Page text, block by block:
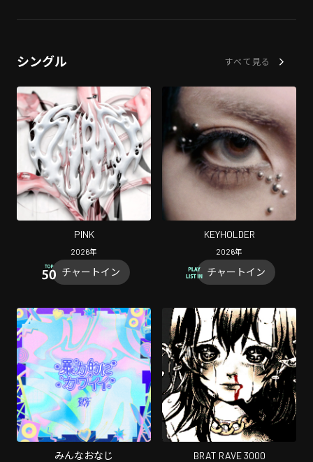
シングル すべて見る
PINK
2026年
チャートイン
KEYHOLDER
2026年
チャートイン
みんなおなじ BRAT RAVE 3000